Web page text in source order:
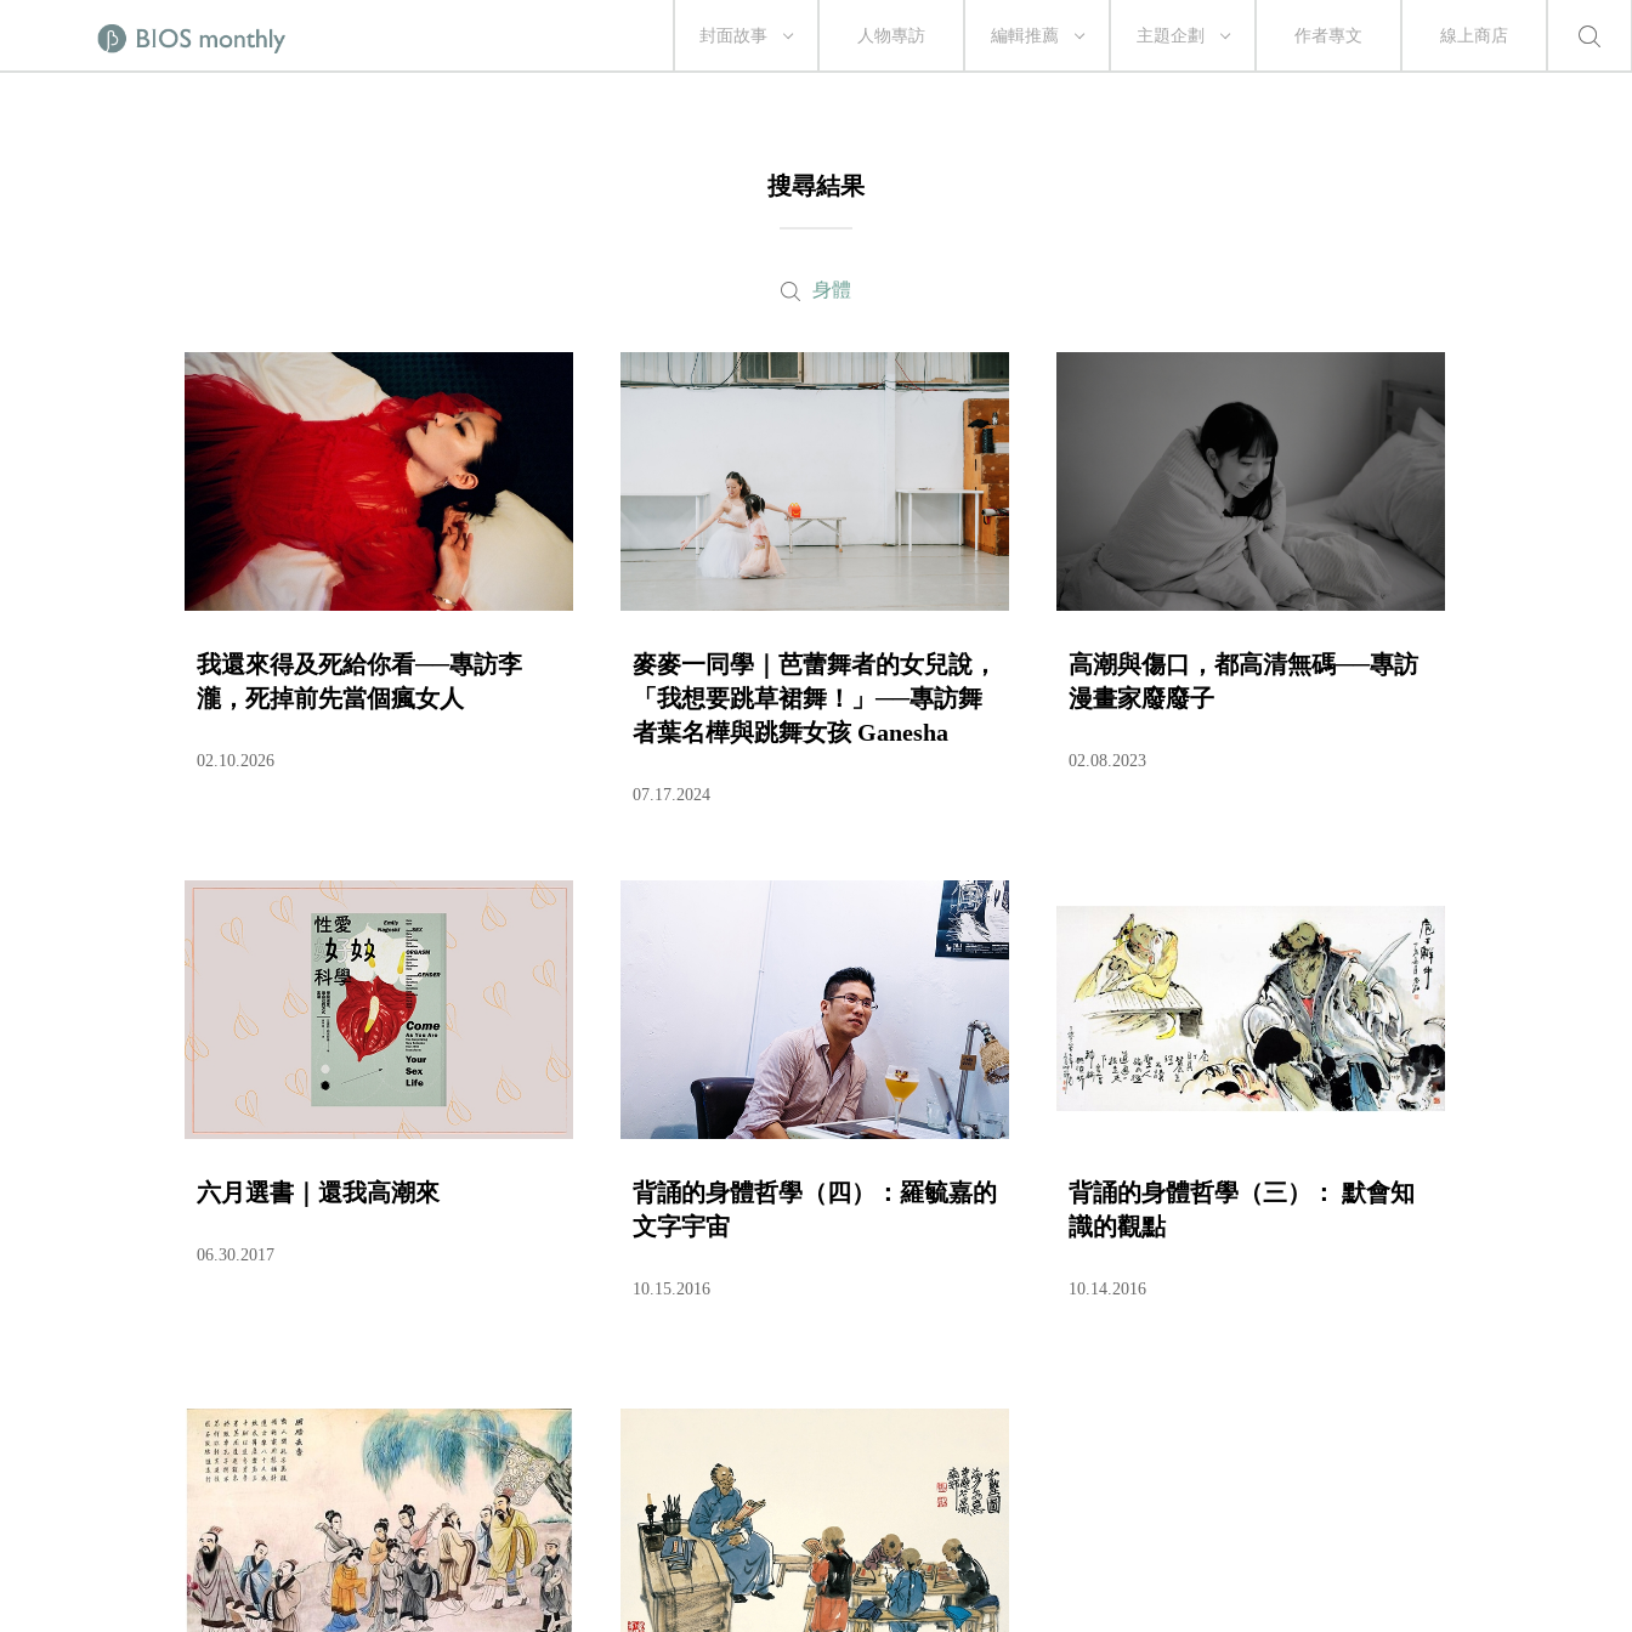
封面故事 人物專訪 編輯推薦 主題企劃 作者專文 線上商店
搜尋結果
身體
我還來得及死給你看──專訪李
瀧，死掉前先當個瘋女人
02.10.2026
麥麥一同學｜芭蕾舞者的女兒說，
「我想要跳草裙舞！」──專訪舞
者葉名樺與跳舞女孩 Ganesha
07.17.2024
高潮與傷口，都高清無碼──專訪
漫畫家廢廢子
02.08.2023
六月選書｜還我高潮來
06.30.2017
背誦的身體哲學（四）：羅毓嘉的
文字宇宙
10.15.2016
背誦的身體哲學（三）： 默會知
識的觀點
10.14.2016